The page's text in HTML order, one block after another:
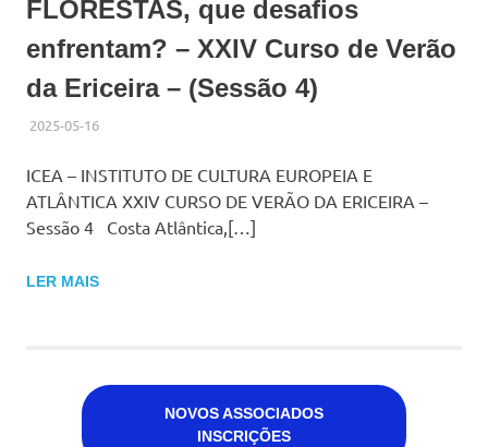
FLORESTAS, que desafios
enfrentam? – XXIV Curso de Verão
da Ericeira – (Sessão 4)
2025-05-16ADMINISTRADOR
HISTÓRICO DE ACTIVIDADES
ICEA – INSTITUTO DE CULTURA EUROPEIA E
ATLÂNTICA XXIV CURSO DE VERÃO DA ERICEIRA –
Sessão 4 Costa Atlântica,[…]
LER MAIS
NOVOS ASSOCIADOS
INSCRIÇÕES